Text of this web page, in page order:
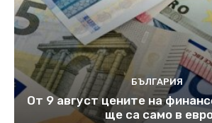
БЪЛГАРИЯ
От 9 август цените на
ще са само в